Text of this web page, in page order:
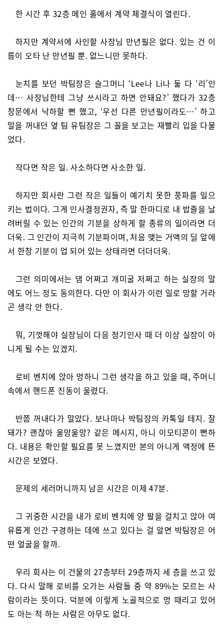
한 시간 후 32층 메인 홀에서 계약 체결식이 열린다.
하지만 계약서에 사인할 사장님 만년필은 없다. 있는 건 이
름이 오타 난 만년필 뿐. 없느니만 못하다.
눈치를 보던 박팀장은 슬그머니 ‘Lee나 Li나 둘 다 ‘리’인
데… 사장님한테 그냥 쓰시라고 하면 안돼요?’ 했다가 32층
창문에서 낙하할 뻔 했고, ‘우선 다른 만년필이라도…’ 하고
말을 꺼내던 옆 팀 유팀장은 그 꼴을 보고는 재빨리 입을 다물
었다.
작다면 작은 일. 사소하다면 사소한 일.
하지만 회사란 그런 작은 일들이 예기치 못한 풍파를 일으
키는 법이다. 그게 인사결정권자, 즉 말 한마디로 내 밥줄을 날
려버릴 수 있는 인간의 기분을 상하게 할 종류의 일이라면 더
더욱. 그 인간이 지극히 기분파이며, 처음 맺는 거액의 딜 앞에
서 한창 기분이 업 되어 있는 상태라면 더더더욱.
그런 의미에서는 댐 어쩌고 개미굴 저쩌고 하는 실장의 말
에도 어느 정도 동의한다. 다만 이 회사가 이런 일로 망할 거라
곤 생각 안 한다.
뭐, 기껏해야 실장님이 다음 정기인사 때 더 이상 실장이 아
니게 될 수는 있겠지.
로비 벤치에 앉아 멍하니 그런 생각을 하고 있을 때, 주머니
속에서 핸드폰 진동이 울렸다.
반쯤 꺼내다가 말았다. 보나마나 박팀장의 카톡일 테지. 잘
돼가? 괜찮아 울망울망? 같은 메시지, 아니 이모티콘이 뻔하
다. 내용은 확인할 필요를 못 느꼈지만 본의 아니게 액정에 뜬
시간은 보였다.
문제의 세러머니까지 남은 시간은 이제 47분.
그 귀중한 시간을 내가 로비 벤치에 양 팔을 걸치고 앉아 여
유롭게 인간 구경하는 데에 쓰고 있다는 걸 알면 박팀장은 어
떤 얼굴을 할까.
우리 회사는 이 건물의 27층부터 29층까지 세 층을 쓰고 있
다. 다시 말해 로비를 오가는 사람들 중 약 89%는 모르는 사
람이라는 뜻이다. 덕분에 이렇게 노골적으로 멍 때리고 있어
도 아는 척 하는 사람은 아무도 없다.